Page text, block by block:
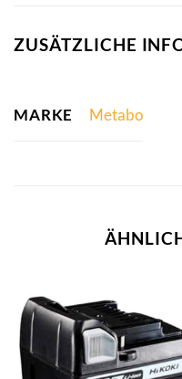
ZUSÄTZLICHE
MARKE Metabo